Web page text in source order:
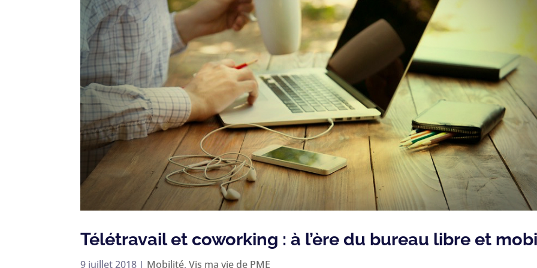
Télétravail et coworking : à l’ère du bureau libre et
9 juillet 2018 | Mobilité,Vis ma vie de PME